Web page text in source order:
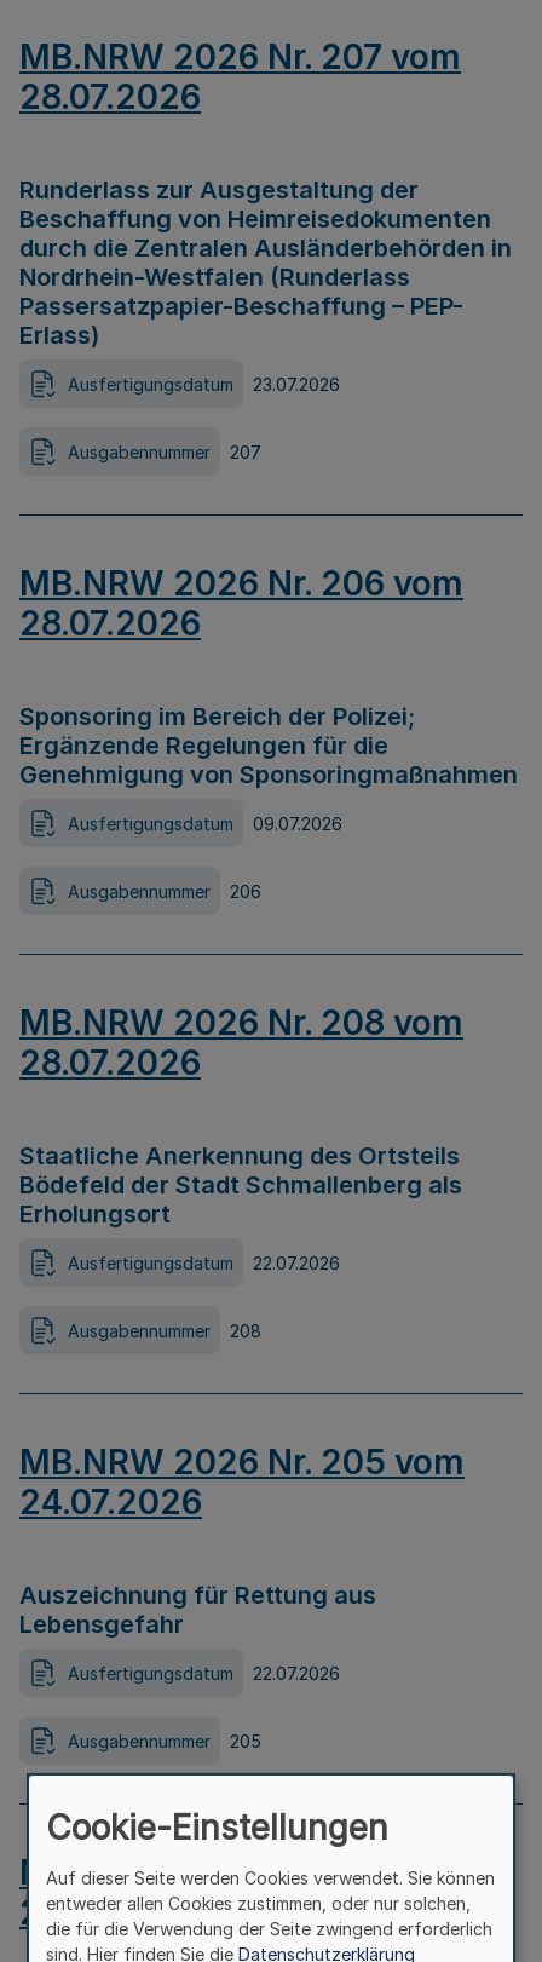
MB.NRW 2026 Nr. 207 vom
28.07.2026
Runderlass zur Ausgestaltung der
Beschaffung von Heimreisedokumenten
durch die Zentralen Ausländerbehörden in
Nordrhein-Westfalen (Runderlass
Passersatzpapier-Beschaffung – PEP-
Erlass)
Ausfertigungsdatum 23.07.2026
Ausgabennummer 207
MB.NRW 2026 Nr. 206 vom
28.07.2026
Sponsoring im Bereich der Polizei;
Ergänzende Regelungen für die
Genehmigung von Sponsoringmaßnahmen
Ausfertigungsdatum 09.07.2026
Ausgabennummer 206
MB.NRW 2026 Nr. 208 vom
28.07.2026
Staatliche Anerkennung des Ortsteils
Bödefeld der Stadt Schmallenberg als
Erholungsort
Ausfertigungsdatum 22.07.2026
Ausgabennummer 208
MB.NRW 2026 Nr. 205 vom
24.07.2026
Auszeichnung für Rettung aus
Lebensgefahr
Ausfertigungsdatum 22.07.2026
Ausgabennummer 205
MB.NRW 2026 Nr. 204 vom
24.07.2026
Cookie-Einstellungen
Auf dieser Seite werden Cookies verwendet. Sie können
entweder allen Cookies zustimmen, oder nur solchen,
die für die Verwendung der Seite zwingend erforderlich
sind. Hier finden Sie die Datenschutzerklärung